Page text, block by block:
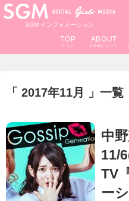
SGM インフォメーション
ABOUT
TOP
2017年11月 一覧
中
11/
TV
ー